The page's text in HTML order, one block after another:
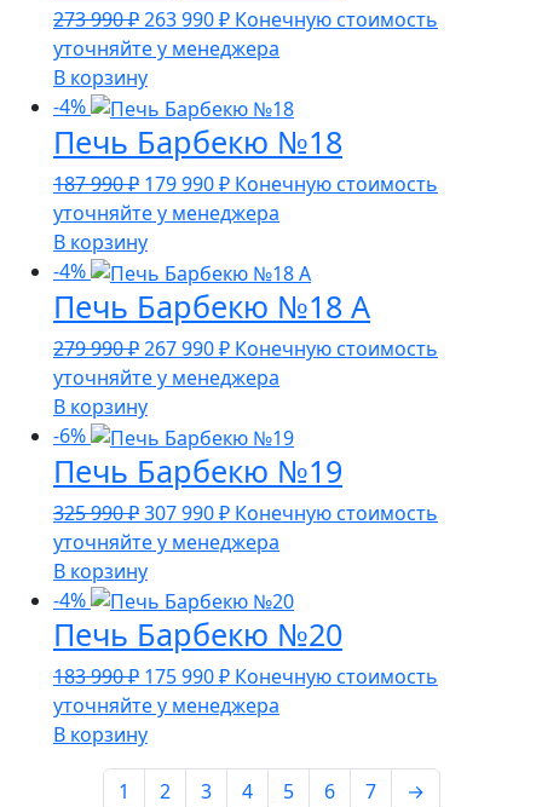
273 990₽Первоначальная
цена
составляла
273
990 ₽.
263 990₽Текущая
цена:
990 ₽.
Конечную стоимость
уточняйте у менеджера
В корзину
-4%
Печь Барбекю №18
187 990₽ Первоначальная
цена
составляла
187
990 ₽.
179 990₽Текущая
цена:
990 ₽.
Конечную стоимость
уточняйте у менеджера
В корзину
-4%
Печь Барбекю №18 А
279 990₽ Первоначальная
цена
составляла
279
990 ₽.
267 990₽Текущая
цена:
990 ₽.
Конечную стоимость
уточняйте у менеджера
В корзину
-6%
Печь Барбекю №19
325 990₽Первоначальная
цена
составляла
325
990 ₽.
307 990₽Текущая
цена:
990 ₽.
Конечную стоимость
уточняйте у менеджера
В корзину
-4%
Печь Барбекю №20
183 990₽ Первоначальная
цена
составляла
183
990 ₽.
175 990₽Текущая
цена:
990 ₽.
Конечную стоимость
уточняйте у менеджера
В корзину
1 2 3 4 5 6 7 →